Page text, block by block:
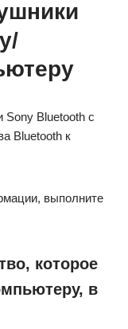
Bluetooth с
Bluetooth к
выполните
которое
в